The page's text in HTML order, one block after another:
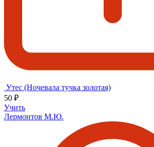
Утес (Ночевала тучка золотая)
50 ₽
Учить
Лермонтов М.Ю.